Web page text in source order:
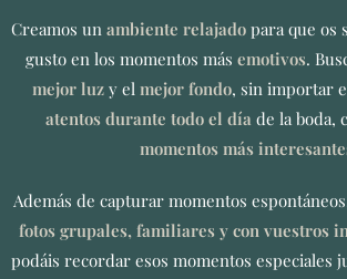
Creamos un ambiente relajado para que os
gusto en los momentos más emotivos.
mejor luz y el mejor fondo, sin importar
atentos durante todo el día de la boda,
momentos más
Además de capturar momentos
fotos grupales, familiares y con vuestros
podáis recordar esos momentos especiales